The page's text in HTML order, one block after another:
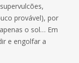
provável), por
o sol… Em
e engolfar a